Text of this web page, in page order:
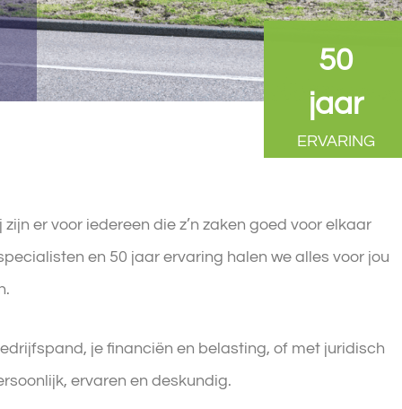
50
jaar
ERVARING
er voor iedereen die z’n zaken goed voor elkaar
en 50 jaar ervaring halen we alles voor jou
je financiën en belasting, of met juridisch
ervaren en deskundig.